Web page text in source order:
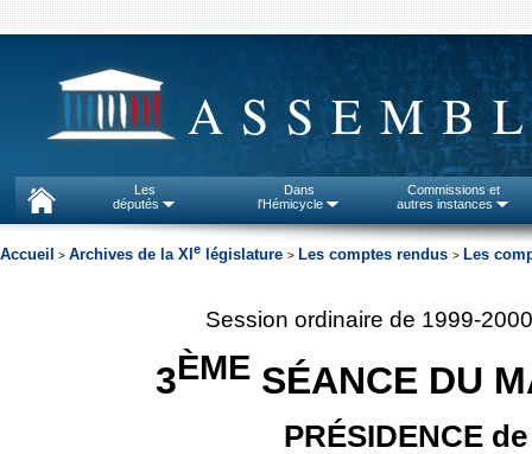
Les
députés
Dans
l'Hémicycle
Commissions et
autres instances
Accueil > Archives de la XI e législature > Les comptes rendus > Les
Session ordinaire de 1999-
3ÈME SÉANCE DU
PRÉSIDENCE